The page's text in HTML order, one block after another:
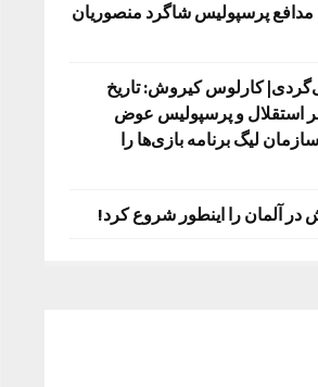
پرسپولیس شاگرد منصوریان
کارلوس کیروش: تاریخ
استقلال و پرسپولیس عوض
لیگ برنامه بازی‌ها را
آلمان را اینطور شروع کرد!